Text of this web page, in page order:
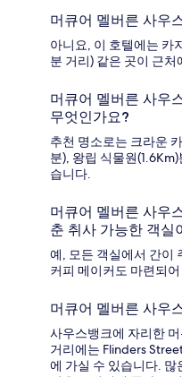
머큐어 멜버른 사우
아니요, 이 호텔에는 카
분 거리) 같은 곳이 근처
머큐어 멜버른 사우
무엇인가요?
추천 명소로는 크라운
분), 왕립 식물원
습니다.
머큐어 멜버른 사우
춘 취사 가능한 객실
예, 모든 객실에서 간이
커피 메이커도 마련되
머큐어 멜버른 사우
사우스뱅크에 자리한
거리에는 Flinders
에 가실 수 있습니다. 많